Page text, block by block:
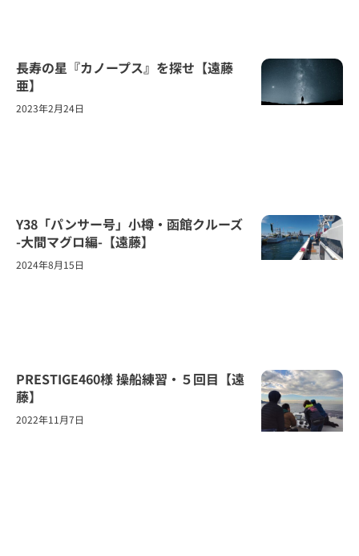
長寿の星『カノープス』を探せ【遠藤
亜】
2023年2月24日
Y38「パンサー号」小樽・函館クルーズ
-大間マグロ編-【遠藤】
2024年8月15日
PRESTIGE460様 操船練習・５回目【遠
藤】
2022年11月7日